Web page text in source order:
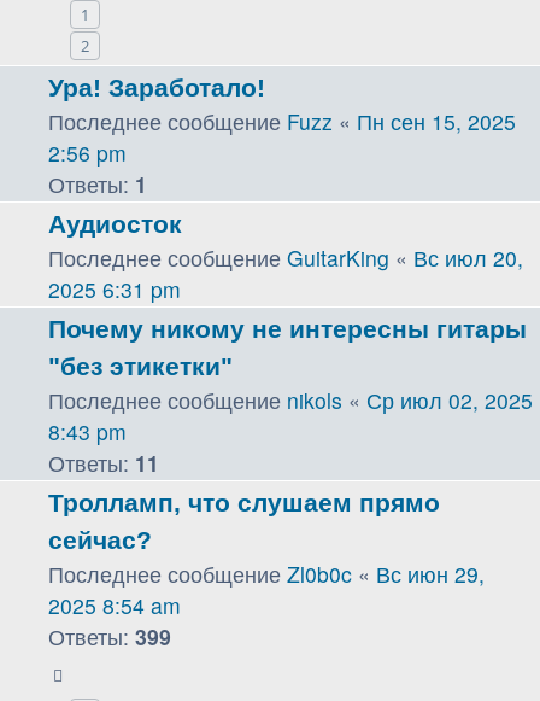
1
2
Ура! Заработало!
Последнее сообщение Fuzz « Пн сен 15, 2025
2:56 pm
Ответы: 1
Аудиосток
Последнее сообщение GuitarKing « Вс июл 20,
2025 6:31 pm
Почему никому не интересны гитары
"без этикетки"
Последнее сообщение nikols « Ср июл 02, 2025
8:43 pm
Ответы: 11
Тролламп, что слушаем прямо
сейчас?
Последнее сообщение Zl0b0c « Вс июн 29,
2025 8:54 am
Ответы: 399